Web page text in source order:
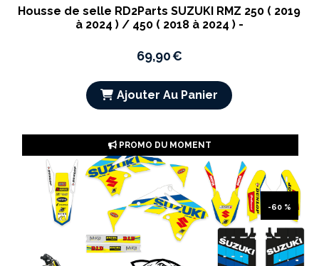
Housse de selle RD2Parts SUZUKI RMZ 250 ( 2019
à 2024 ) / 450 ( 2018 à 2024 ) -
69,90€
Ajouter Au Panier
PROMO DU MOMENT
-60 %